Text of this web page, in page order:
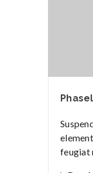
feugiat